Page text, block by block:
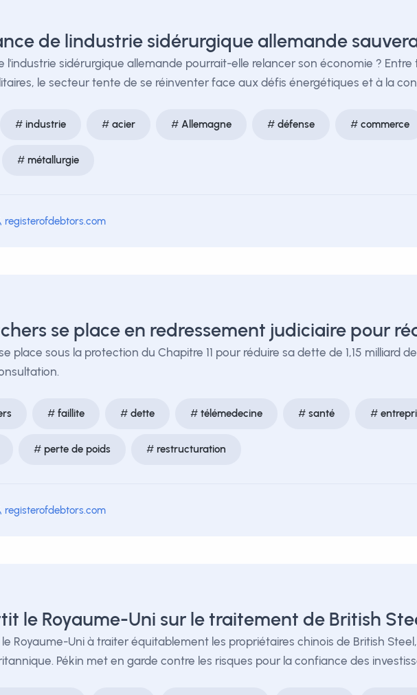
de lindustrie sidérurgique allemande
l'industrie sidérurgique allemande pourrait-elle relancer son économie ?
le secteur tente de se réinventer face aux défis énergétiques et à la
industrie acier Allemagne défense commerce
métallurgie
registerofdebtors.com
se place en redressement judiciaire pour
place sous la protection du Chapitre 11 pour réduire sa dette de 1,15 milliard
faillite dette télémedecine santé
perte de poids restructuration
registerofdebtors.com
le Royaume-Uni sur le traitement de British
Royaume-Uni à traiter équitablement les propriétaires chinois de British
Pékin met en garde contre les risques pour la confiance des